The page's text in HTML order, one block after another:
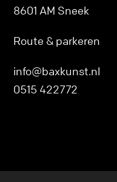
8601 AM Sneek
Route & parkeren
info@baxkunst.nl
0515 422772